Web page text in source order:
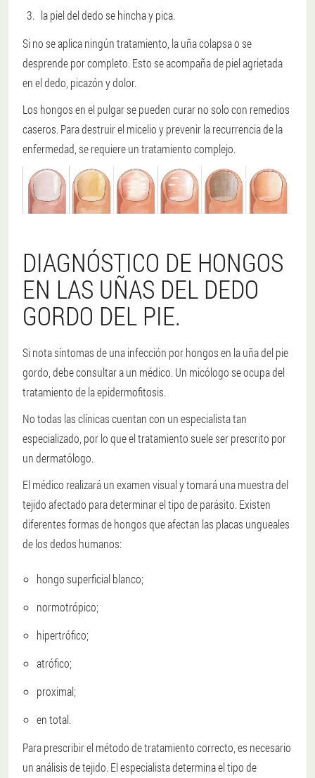
la piel del dedo se hincha y pica.
Si no se aplica ningún tratamiento, la uña colapsa o se
desprende por completo. Esto se acompaña de piel agrietada
en el dedo, picazón y dolor.
Los hongos en el pulgar se pueden curar no solo con remedios
caseros. Para destruir el micelio y prevenir la recurrencia de la
enfermedad, se requiere un tratamiento complejo.
DIAGNÓSTICO DE HONGOS
EN LAS UÑAS DEL DEDO
GORDO DEL PIE.
Si nota síntomas de una infección por hongos en la uña del pie
gordo, debe consultar a un médico. Un micólogo se ocupa del
tratamiento de la epidermofitosis.
No todas las clínicas cuentan con un especialista tan
especializado, por lo que el tratamiento suele ser prescrito por
un dermatólogo.
El médico realizará un examen visual y tomará una muestra del
tejido afectado para determinar el tipo de parásito. Existen
diferentes formas de hongos que afectan las placas ungueales
de los dedos humanos:
hongo superficial blanco;
normotrópico;
hipertrófico;
atrófico;
proximal;
en total.
Para prescribir el método de tratamiento correcto, es necesario
un análisis de tejido. El especialista determina el tipo de